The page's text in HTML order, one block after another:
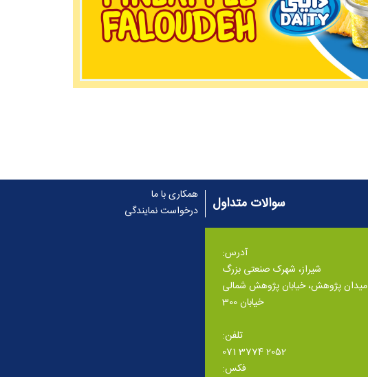
سوالات متداول
آدرس:
شیراز، شهرک صنعتی بزرگ
میدان پژوهش، خیابان پژوهش شمالی
خیابان 300
تلفن:
071 3774 2052
فکس:
همکاری با ما
درخواست نمایندگی